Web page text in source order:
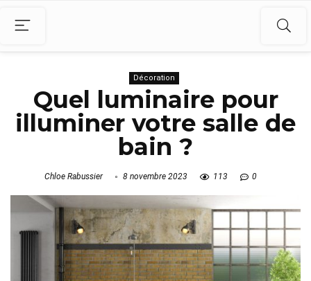
Décoration
Quel luminaire pour
illuminer votre salle de
bain ?
Chloe Rabussier 8 novembre 2023 113 0